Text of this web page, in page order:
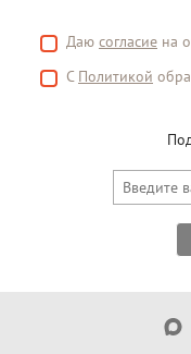
Даю согласие на
С Политикой